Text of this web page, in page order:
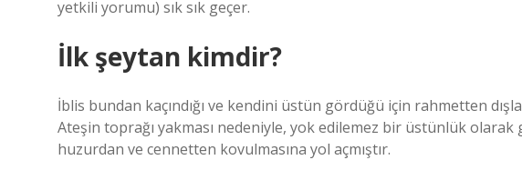
yetkili yorumu) sık sık geçer.
İlk şeytan kimdir?
İblis bundan kaçındığı ve kendini üstün gördüğü için rahmetten
Ateşin toprağı yakması nedeniyle, yok edilemez bir üstünlük
huzurdan ve cennetten kovulmasına yol açmıştır.